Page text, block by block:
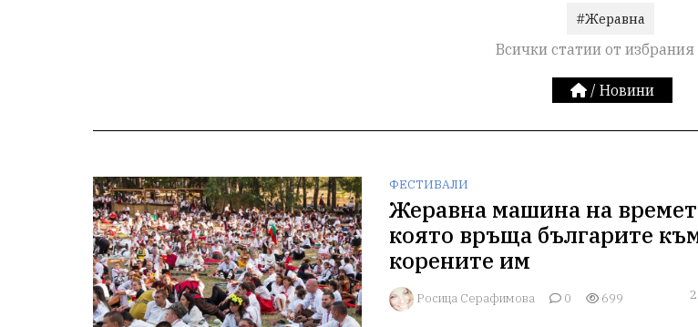
#Жеравна
Всички статии от
/ Новини
ФЕСТИВАЛИ
Жеравна машина на
която връща българите
корените им
Росица Серафимова 0 699